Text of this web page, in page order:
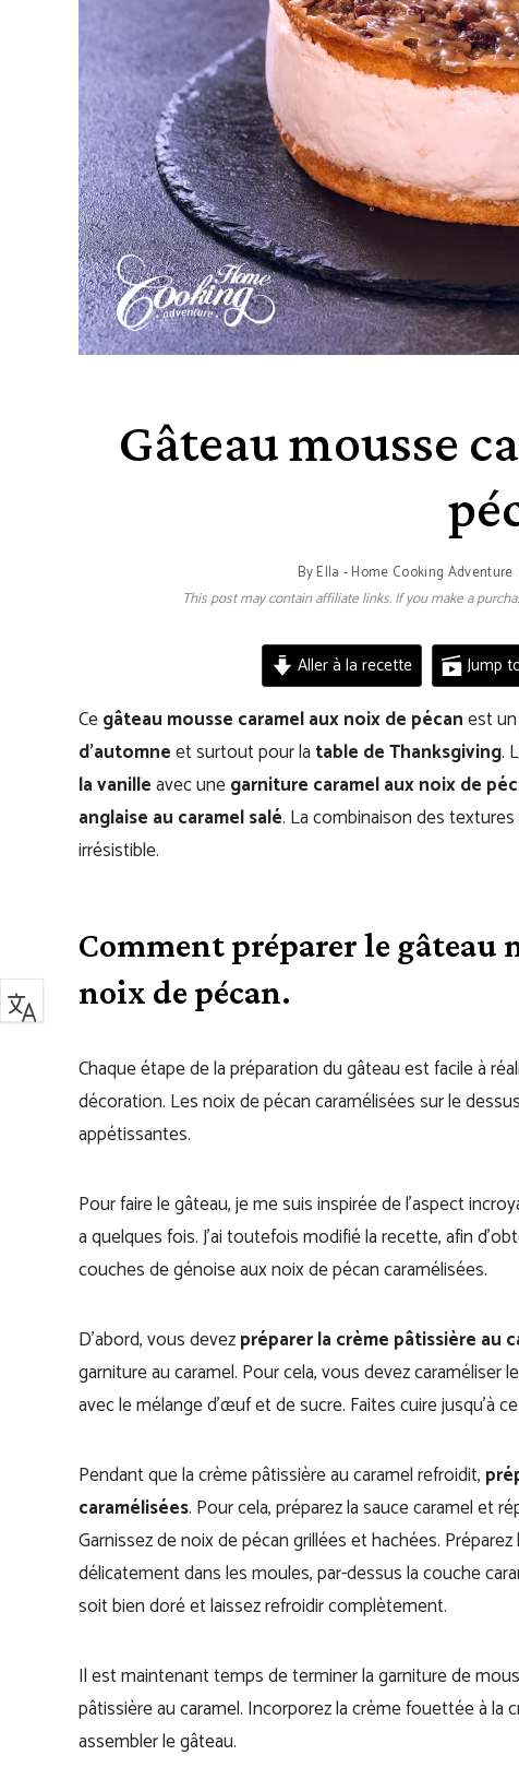
Gâteau mousse
ByElla - Home Cooking Adventure
This post may contain affiliate links. If you make a
Aller à la recette Jump
Cegâteau mousse caramel aux noix de pécanest
d’automneet surtout pour la table de Thanksgiving.
la vanilleavec unegarniture caramel aux noix de
anglaise au caramel salé. La combinaison des
irrésistible.
Comment préparer le gâteau
noix de pécan.
Chaque étape de la préparation du gâteau est facile à
décoration. Les noix de pécan caramélisées sur le
appétissantes.
Pour faire le gâteau, je me suis inspirée de l’aspect
a quelques fois. J’ai toutefois modifié la recette, afin
couches de génoise aux noix de pécan caramélisées.
D’abord, vous devezpréparer la crème pâtissière au
garniture au caramel. Pour cela, vous devez caraméliser
avec le mélange d’œuf et de sucre. Faites cuire jusqu’à
Pendant que la crème pâtissière au caramel refroidit,
caramélisées. Pour cela, préparez la sauce caramel et
Garnissez de noix de pécan grillées et hachées.
délicatement dans les moules, par-dessus la couche
soit bien doré et laissez refroidir complètement.
Il est maintenant temps de terminer la garniture de
pâtissière au caramel. Incorporez la crème fouettée à
assembler le gâteau.